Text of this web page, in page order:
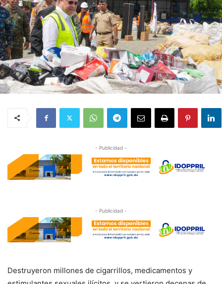
- Publicidad -
- Publicidad -
Destruyeron millones de cigarrillos, medicamentos y